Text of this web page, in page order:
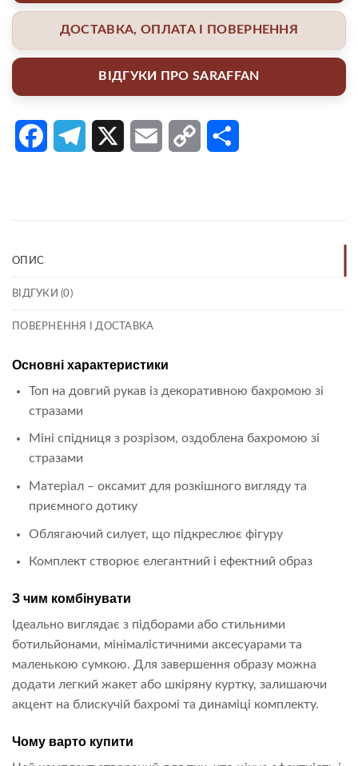
ДОСТАВКА, ОПЛАТА І ПОВЕРНЕННЯ
ВІДГУКИ ПРО SARAFFAN
FacebookTelegram Email Copy
ОПИС
ВІДГУКИ (0)
ПОВЕРНЕННЯ І ДОСТАВКА
Основні характеристики
Топ на довгий рукав із декоративною бахромою зі
стразами
Міні спідниця з розрізом, оздоблена бахромою зі
стразами
Матеріал – оксамит для розкішного вигляду та
приємного дотику
Облягаючий силует, що підкреслює фігуру
Комплект створює елегантний і ефектний образ
З чим комбінувати
Ідеально виглядає з підборами або стильними
ботильйонами, мінімалістичними аксесуарами та
маленькою сумкою. Для завершення образу можна
додати легкий жакет або шкіряну куртку, залишаючи
акцент на блискучій бахромі та динаміці комплекту.
Чому варто купити